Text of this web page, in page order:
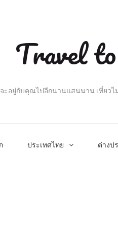
Travel
อยู่กับคุณไปอีกนานแสนนาน เที่ยวไ
ประเทศไทย ต่างป